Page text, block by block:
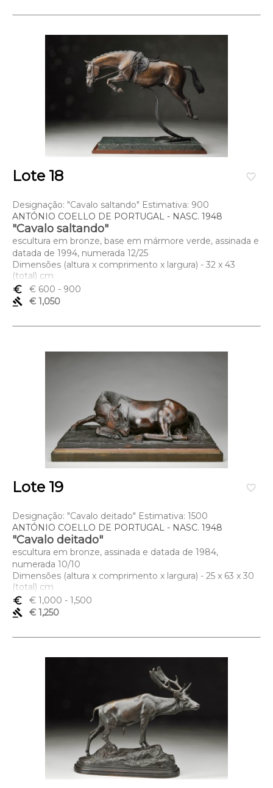
favorite_border
Lote 18
Designação: "Cavalo saltando" Estimativa: 900
ANTÓNIO COELLO DE PORTUGAL - NASC. 1948
"Cavalo saltando"
escultura em bronze, base em mármore verde, assinada e
datada de 1994, numerada 12/25
Dimensões (altura x comprimento x largura) - 32 x 43
(total) cm
euro_symbol
€ 600 - 900
gavel
€ 1,050
favorite_border
Lote 19
Designação: "Cavalo deitado" Estimativa: 1500
ANTÓNIO COELLO DE PORTUGAL - NASC. 1948
"Cavalo deitado"
escultura em bronze, assinada e datada de 1984,
numerada 10/10
Dimensões (altura x comprimento x largura) - 25 x 63 x 30
(total) cm
euro_symbol
€ 1,000 - 1,500
gavel
€ 1,250